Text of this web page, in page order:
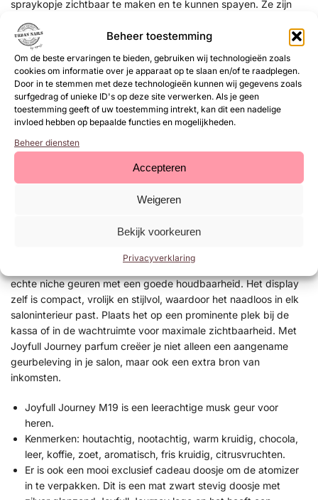
Beheer toestemming
Om de beste ervaringen te bieden, gebruiken wij technologieën zoals
cookies om informatie over je apparaat op te slaan en/of te raadplegen.
Door in te stemmen met deze technologieën kunnen wij gegevens zoals
surfgedrag of unieke ID's op deze site verwerken. Als je geen
toestemming geeft of uw toestemming intrekt, kan dit een nadelige
invloed hebben op bepaalde functies en mogelijkheden.
Beheer diensten
Accepteren
Weigeren
Bekijk voorkeuren
Privacyverklaring
spraykopje zichtbaar te maken en te kunnen spayen. Ze zijn
weekendjes weg. Maar zeker ook om eens vaker van geur te
wisselen en te proberen. Bij gebruik van 2x een spray per dag
zou je er een maand mee kunnen doen.
Er zijn ookdisplays met 6 verschillende geuren met van iedere
variant 4 stuks in de display. Het zijn 3x damesgeuren
aangegeven met een F, 2x Unisex geuren die geschikt zijn voor
mannen en vrouwen aangegeven met een U en één
mannengeur aangegeven met een M. Het zijn atomizer /
tasparfum flesjes met 8ml inhoud.Het is een leuke manier om je
leuke display ervoor dat het direct de aandacht van je klant
kruidig, zodat er voor ieder wat wils is. Door de veelzijdigheid
van de geuren kunnen klanten gemakkelijk een favoriet vinden,
echte niche geuren met een goede houdbaarheid. Het display
zelf is compact, vrolijk en stijlvol, waardoor het naadloos in elk
saloninterieur past. Plaats het op een prominente plek bij de
kassa of in de wachtruimte voor maximale zichtbaarheid. Met
Joyfull Journey parfum creëer je niet alleen een aangename
geurbeleving in je salon, maar ook een extra bron van
inkomsten.
Joyfull Journey M19 is een leerachtige musk geur voor
heren.
Kenmerken: houtachtig, nootachtig, warm kruidig, chocola,
leer, koffie, zoet, aromatisch, fris kruidig, citrusvruchten.
Er is ook een mooi exclusief cadeau doosje om de atomizer
in te verpakken. Dit is een mat zwart stevig doosje met